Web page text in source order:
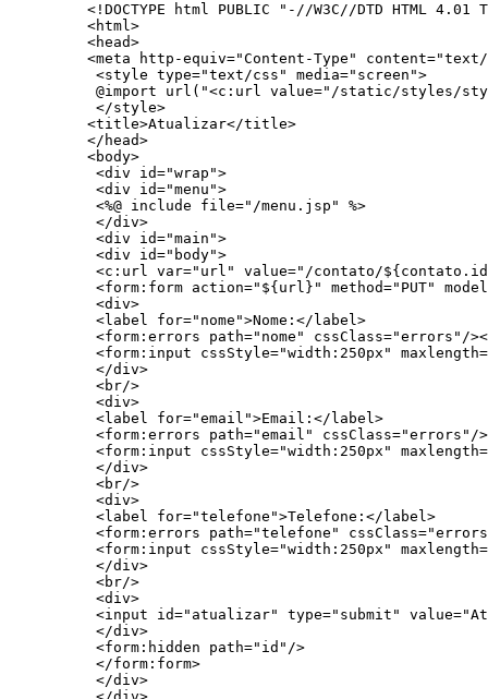
<!DOCTYPE html PUBLIC "-//W3C//DTD HTML
<html>
<head>
<meta http-equiv="Content-Type"
<style type="text/css" media="screen">
@import url("<c:url value="/static/styles/
</style>
<title>Atualizar</title>
</head>
<body>
<div id="wrap">
<div id="menu">
<%@ include file="/menu.jsp" %>
</div>
<div id="main">
<div id="body">
<c:url var="url" value="/contato/
<form:form action="${url}" method="PUT"
<div>
<label for="nome">Nome:</label>
<form:errors path="nome" cssClass="errors"/
<form:input cssStyle="width:250px"
</div>
<br/>
<div>
<label for="email">Email:</label>
<form:errors path="email" cssClass="errors"/
<form:input cssStyle="width:250px"
</div>
<br/>
<div>
<label for="telefone">Telefone:</label>
<form:errors path="telefone"
<form:input cssStyle="width:250px"
</div>
<br/>
<div>
<input id="atualizar" type="submit"
</div>
<form:hidden path="id"/>
</form:form>
</div>